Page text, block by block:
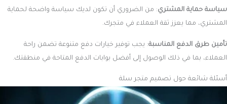
سياسة حماية المشتري: من الضروري أن تكون لديك سياسة واضحة لحماية
المشتري، مما يعزز ثقة العملاء في متجرك.
تأمين طرق الدفع المناسبة: يجب توفير خيارات دفع متنوعة تضمن راحة
العملاء، بما في ذلك الوصول إلى أفضل بوابات الدفع المتاحة في منطقتك.
أسئلة شائعة حول تصميم متجر سلة